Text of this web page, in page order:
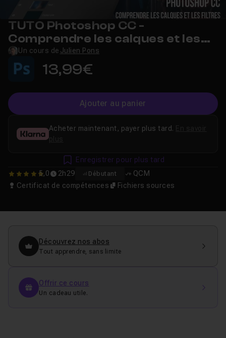
TUTO Photoshop CC -
Comprendre les calques et les
filtres
Un cours de Julien Pons
13,99€
Ajouter au panier
5 5,0 2h29 Débutant
QCM
Certificat de compétences
Fichiers sources
Acheter maintenant, payer plus tard.
plus
Enregistrer pour plus tard
Découvrez nos abos
Tout apprendre, sans limite
Offrir ce cours
Un cadeau utile.